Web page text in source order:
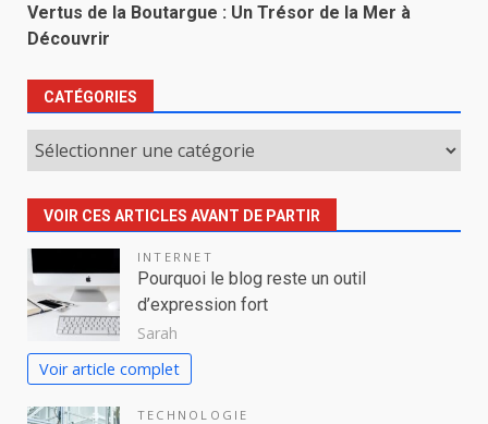
Vertus de la Boutargue : Un Trésor de la Mer à
Découvrir
CATÉGORIES
Catégories
VOIR CES ARTICLES AVANT DE PARTIR
INTERNET
Pourquoi le blog reste un outil
d’expression fort
Sarah
Voir article complet
TECHNOLOGIE